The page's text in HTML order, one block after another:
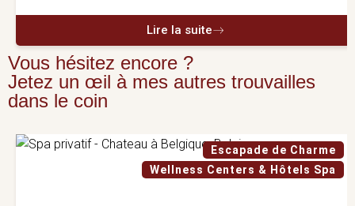
Lire la suite
Vous hésitez encore ?
Jetez un œil à mes autres trouvailles
dans le coin
Escapade de Charme
Wellness Centers & Hôtels Spa